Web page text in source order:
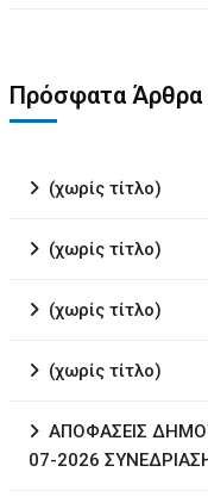
Πρόσφατα Άρθρα
(χωρίς τίτλο)
(χωρίς τίτλο)
(χωρίς τίτλο)
(χωρίς τίτλο)
ΑΠΟΦΑΣΕΙΣ
07-2026